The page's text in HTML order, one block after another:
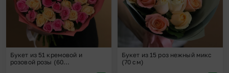
Букет из 51 кремовой и
розовой розы (60...
Букет из 15 роз нежный микс
(70 см)